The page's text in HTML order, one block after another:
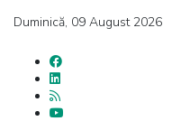
Duminică, 09 August 2026